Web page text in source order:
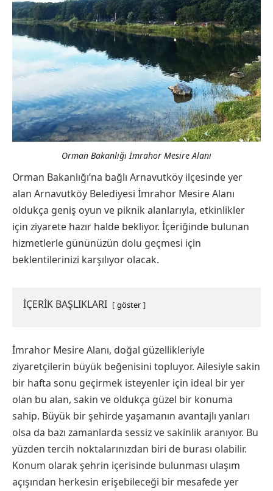
Orman Bakanlığı İmrahor Mesire Alanı
Orman Bakanlığı’na bağlı Arnavutköy ilçesinde yer
alan Arnavutköy Belediyesi İmrahor Mesire Alanı
oldukça geniş oyun ve piknik alanlarıyla, etkinlikler
için ziyarete hazır halde bekliyor. İçeriğinde bulunan
hizmetlerle gününüzün dolu geçmesi için
beklentilerinizi karşılıyor olacak.
İÇERİK BAŞLIKLARI göster
İmrahor Mesire Alanı, doğal güzellikleriyle
ziyaretçilerin büyük beğenisini topluyor. Ailesiyle sakin
bir hafta sonu geçirmek isteyenler için ideal bir yer
olan bu alan, sakin ve oldukça güzel bir konuma
sahip. Büyük bir şehirde yaşamanın avantajlı yanları
olsa da bazı zamanlarda sessiz ve sakinlik aranıyor. Bu
yüzden tercih noktalarınızdan biri de burası olabilir.
Konum olarak şehrin içerisinde bulunması ulaşım
açışından herkesin erişebileceği bir mesafede yer